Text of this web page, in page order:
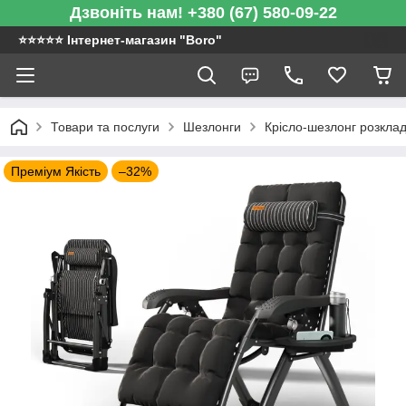
Дзвоніть нам! +380 (67) 580-09-22
⭐️⭐️⭐️⭐️⭐️ Інтернет-магазин "Boro"
Товари та послуги Шезлонги Крісло-шезлонг
Преміум Якість –32%